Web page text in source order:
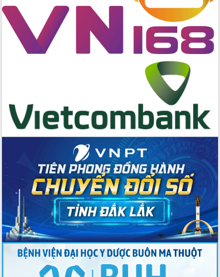
2026
Đẩy mạnh cải cách hành chính, quyết
tâm đạt được mục tiêu tăng trưởng
hai con số trong năm 2026
Tổ chức trang trọng Lễ hội Đền thờ
Bệnh án điện tử thúc đẩy chuyển đổi
số y tế tại Đắk Lắk
Chuyển đổi số thư viện: Mở rộng
không gian tri thức trong thời đại số
Đánh giá, rút kinh nghiệm công tác tổ
chức diễn tập trước ngày bầu cử
Chương trình “Gặp gỡ hữu nghị –
Friendship Meeting New Year 2026”
Bầu cử Quốc hội và HĐND: Cử tri Đắk
Lắk gửi gắm niềm tin, kỳ vọng vào lá
phiếu
Đắk Lắk sẵn sàng các điều kiện cho
Ngày hội bầu cử đại biểu Quốc hội
khóa XVI và HĐND các cấp nhiệm kỳ
2026-2031
Đảm bảo cuộc bầu cử đại biểu Quốc